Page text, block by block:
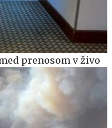
prenosom v živo